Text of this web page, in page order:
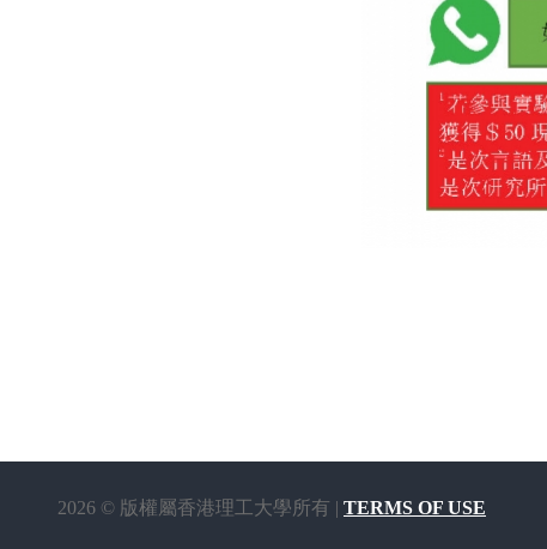
2026 © 版權屬香港理工大學所有 | TERMS OF USE